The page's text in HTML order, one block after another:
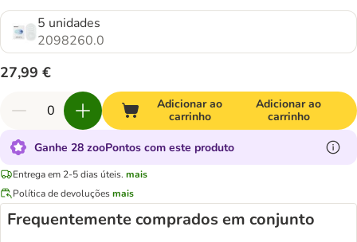
5 unidades
2098260.0
27,99 €
Adicionar ao
carrinho
Adicionar ao
carrinho
Ganhe 28 zooPontos com este produto
Entrega em 2-5 dias úteis. mais
Política de devoluçõesmais
Frequentemente comprados em conjunto